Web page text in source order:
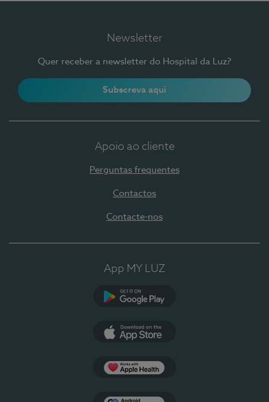
Newsletter
Quer receber a newsletter do Hospital da Luz?
Subscreva aqui
Apoio ao cliente
Perguntas frequentes
Contactos
Contacte-nos
App MY LUZ